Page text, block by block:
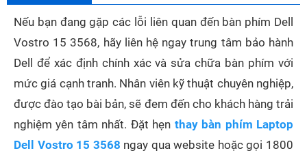
Nếu bạn đang gặp các lỗi liên quan đến bàn phím Dell
Vostro 15 3568, hãy liên hệ ngay trung tâm bảo hành
Dell để xác định chính xác và sửa chữa bàn phím với
mức giá cạnh tranh. Nhân viên kỹ thuật chuyên nghiệp,
được đào tạo bài bản, sẽ đem đến cho khách hàng trải
nghiệm yên tâm nhất. Đặt hẹn thay bàn phím Laptop
Dell Vostro 15 3568 ngay qua website hoặc gọi 1800